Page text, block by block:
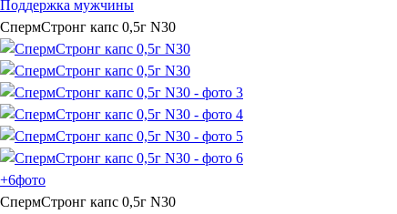
Поддержка мужчины
СпермСтронг капс 0,5г N30
+6фото
СпермСтронг капс 0,5г N30